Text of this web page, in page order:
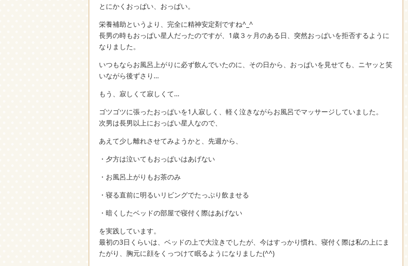
とにかくおっぱい、おっぱい。
栄養補助というより、完全に精神安定剤ですね^_^
長男の時もおっぱい星人だったのですが、1歳３ヶ月のある日、突然おっぱいを拒否するように
なりました。
いつもならお風呂上がりに必ず飲んでいたのに、その日から、おっぱいを見せても、ニヤッと笑
いながら後ずさり…
もう、寂しくて寂しくて…
ゴツゴツに張ったおっぱいを1人寂しく、軽く泣きながらお風呂でマッサージしていました。
次男は長男以上におっぱい星人なので、
あえて少し離れさせてみようかと、先週から、
・夕方は泣いてもおっぱいはあげない
・お風呂上がりもお茶のみ
・寝る直前に明るいリビングでたっぷり飲ませる
・暗くしたベッドの部屋で寝付く際はあげない
を実践しています。
最初の3日くらいは、ベッドの上で大泣きでしたが、今はすっかり慣れ、寝付く際は私の上にま
たがり、胸元に顔をくっつけて眠るようになりました(^^)